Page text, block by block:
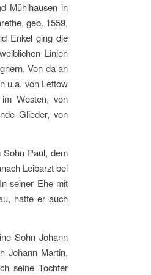
Mühlhausen in
geb. 1559,
Enkel ging die
Linien
Von da an
u.a. von Lettow
Westen, von
Glieder, von
Sohn Paul, dem
Leibarzt bei
seiner Ehe mit
hatte er auch
Sohn Johann
Johann Martin,
seine Tochter